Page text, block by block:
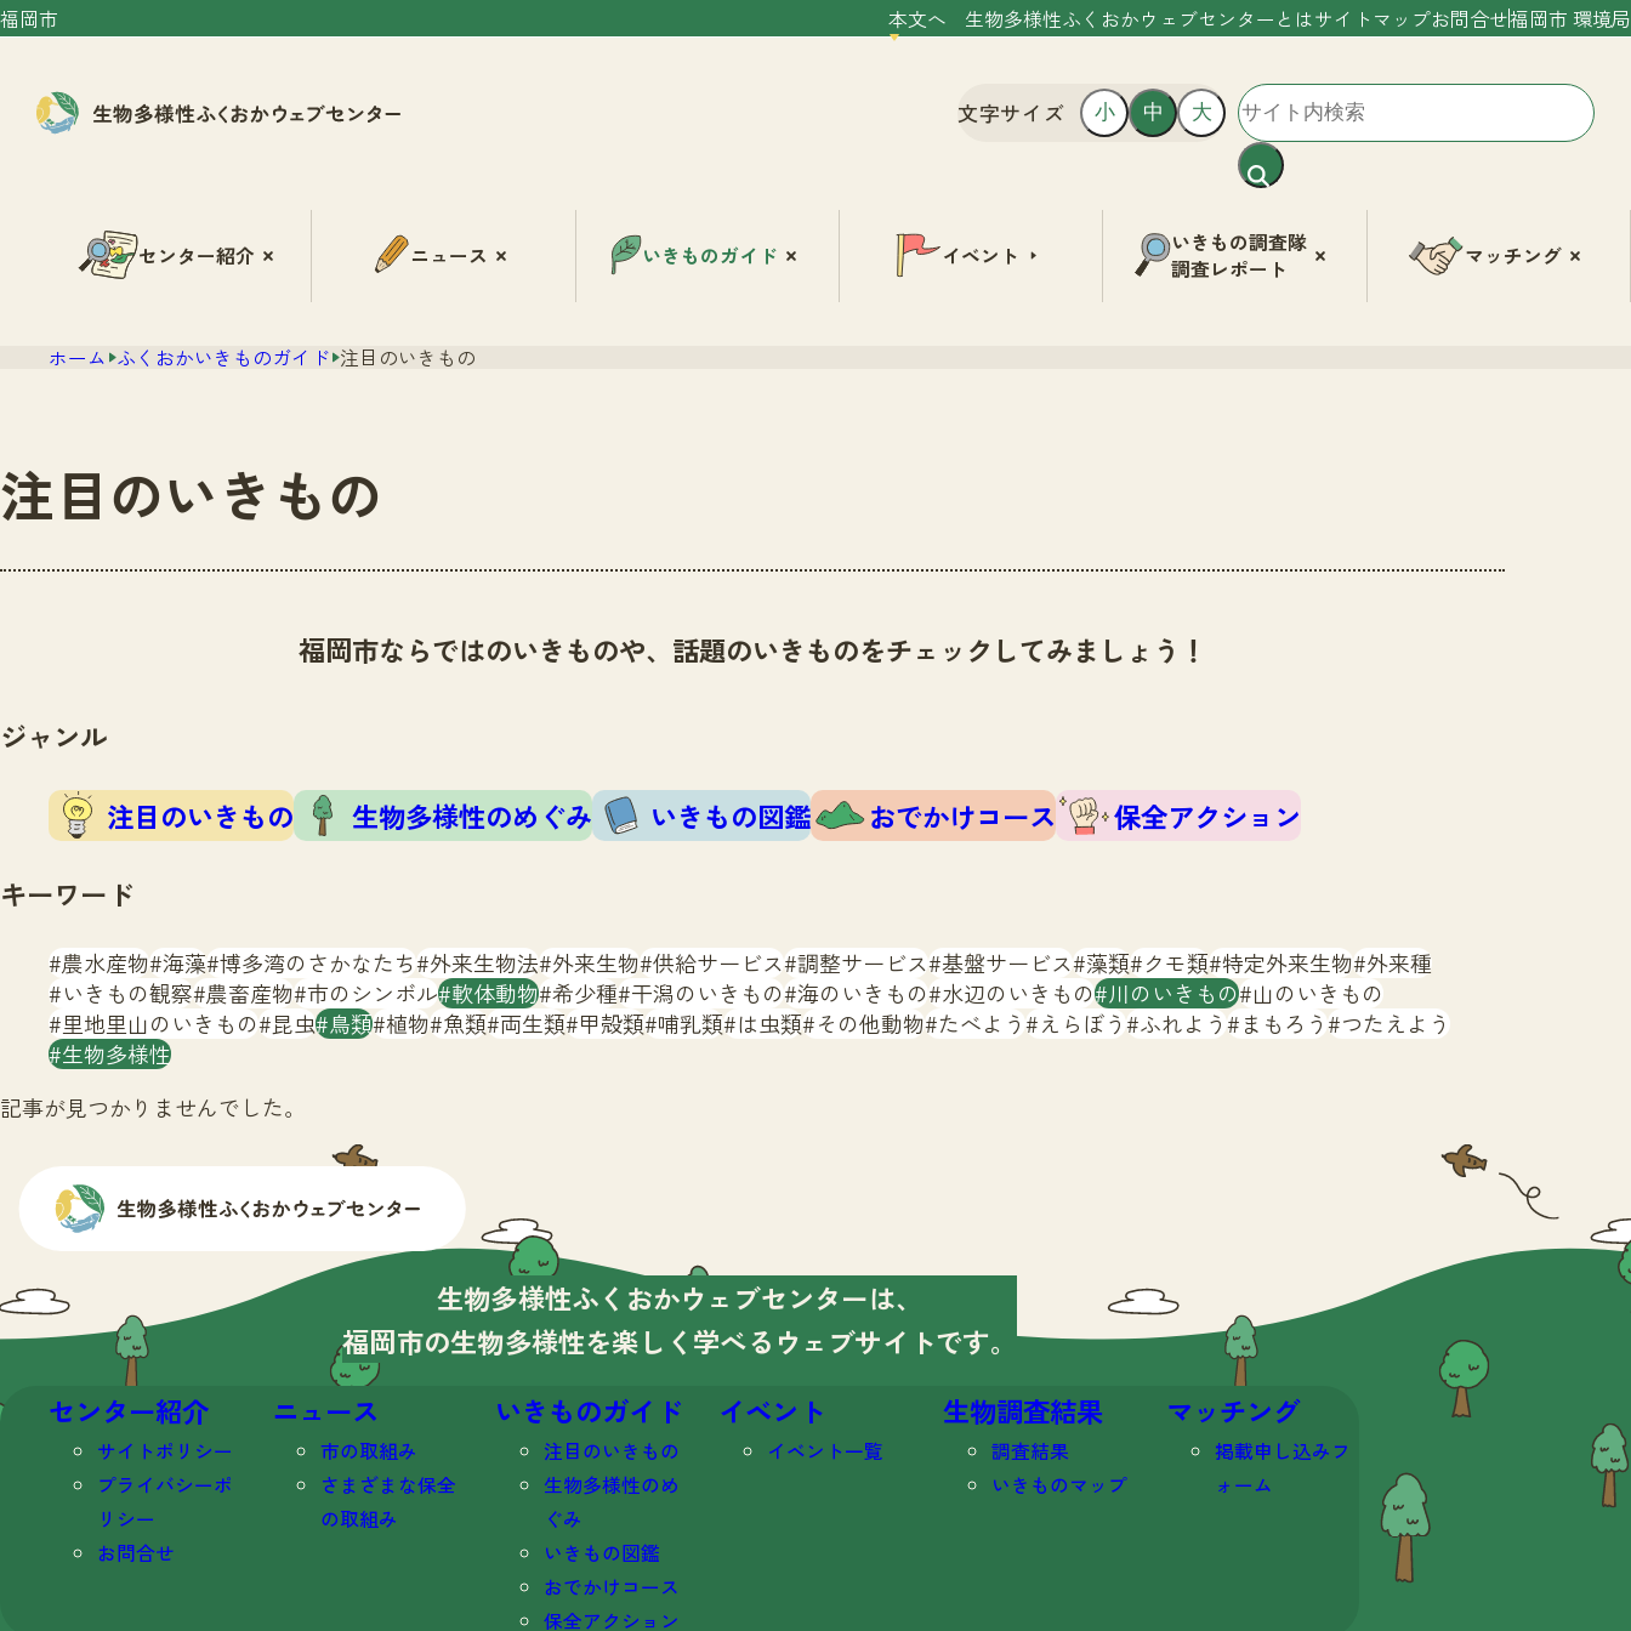
福岡市 本文へ 生物多様性ふくおかウェブセンターとはサイトマップお問合せ福岡市 環境局
文字サイズ 小 中 大
センター紹介 ニュース いきものガイド イベント
いきもの調査隊
調査レポート
マッチング
ホーム ふくおかいきものガイド 注目のいきもの
注目のいきもの
福岡市ならではのいきものや、話題のいきものをチェックしてみましょう！
ジャンル
注目のいきもの 生物多様性のめぐみ いきもの図鑑 おでかけコース
保全アクション
キーワード
農水産物 海藻 博多湾のさかなたち 外来生物法 外来生物 供給サービス 調整サービス 基盤サービス 藻類 クモ類 特定外来生物 外来種
いきもの観察 農畜産物 市のシンボル 軟体動物 希少種 干潟のいきもの 海のいきもの 水辺のいきもの 川のいきもの 山のいきもの
里地里山のいきもの 昆虫 鳥類 植物 魚類 両生類 甲殻類 哺乳類 は虫類 その他動物 たべよう えらぼう ふれよう まもろう つたえよう
生物多様性
記事が見つかりませんでした。
生物多様性ふくおかウェブセンターは、
福岡市の生物多様性を楽しく学べる ウェブサイトです。
センター紹介
サイトポリシー
プライバシーポ
リシー
お問合せ
ニュース
市の取組み
さまざまな保全
の取組み
いきものガイド
注目のいきもの
生物多様性のめ
ぐみ
いきもの図鑑
おでかけコース
保全アクション
イベント
イベント一覧
生物調査結果
調査結果
いきものマップ
マッチング
掲載申し込みフ
ォーム